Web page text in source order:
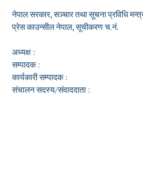
नेपाल सरकार, सञ्चार तथा सूचना प्रविधि
प्रेस काउन्सील नेपाल, सूचीकरण च.नं.
अध्यक्ष :
सम्पादक :
कार्यकारी सम्पादक :
संचालन सदस्य/संवाददाता :